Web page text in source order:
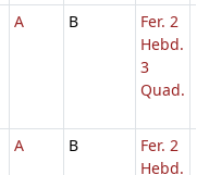
A B
Fer. 2
Hebd.
3
Quad.
A B
Fer. 2
Hebd.